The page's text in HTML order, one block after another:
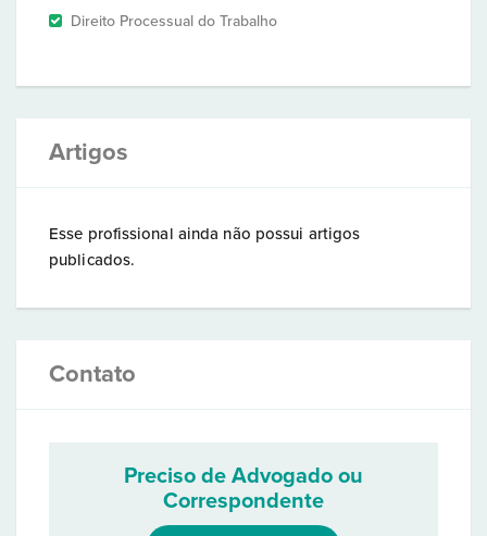
Direito Processual do Trabalho
Artigos
Esse profissional ainda não possui artigos
publicados.
Contato
Preciso de Advogado ou
Correspondente